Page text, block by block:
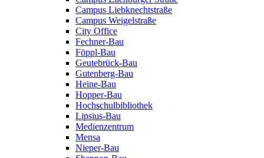
Campus Liebknechtstraße
Campus Weigelstraße
City Office
Fechner-Bau
Föppl-Bau
Geutebrück-Bau
Gutenberg-Bau
Heine-Bau
Hopper-Bau
Hochschulbibliothek
Lipsius-Bau
Medienzentrum
Mensa
Nieper-Bau